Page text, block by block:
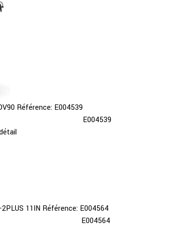
Référence: E004539
E004539
11IN Référence: E004564
E004564